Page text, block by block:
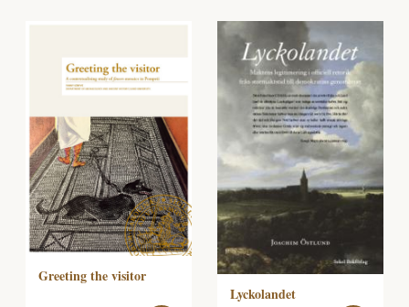
Greeting the visitor
Lyckolandet